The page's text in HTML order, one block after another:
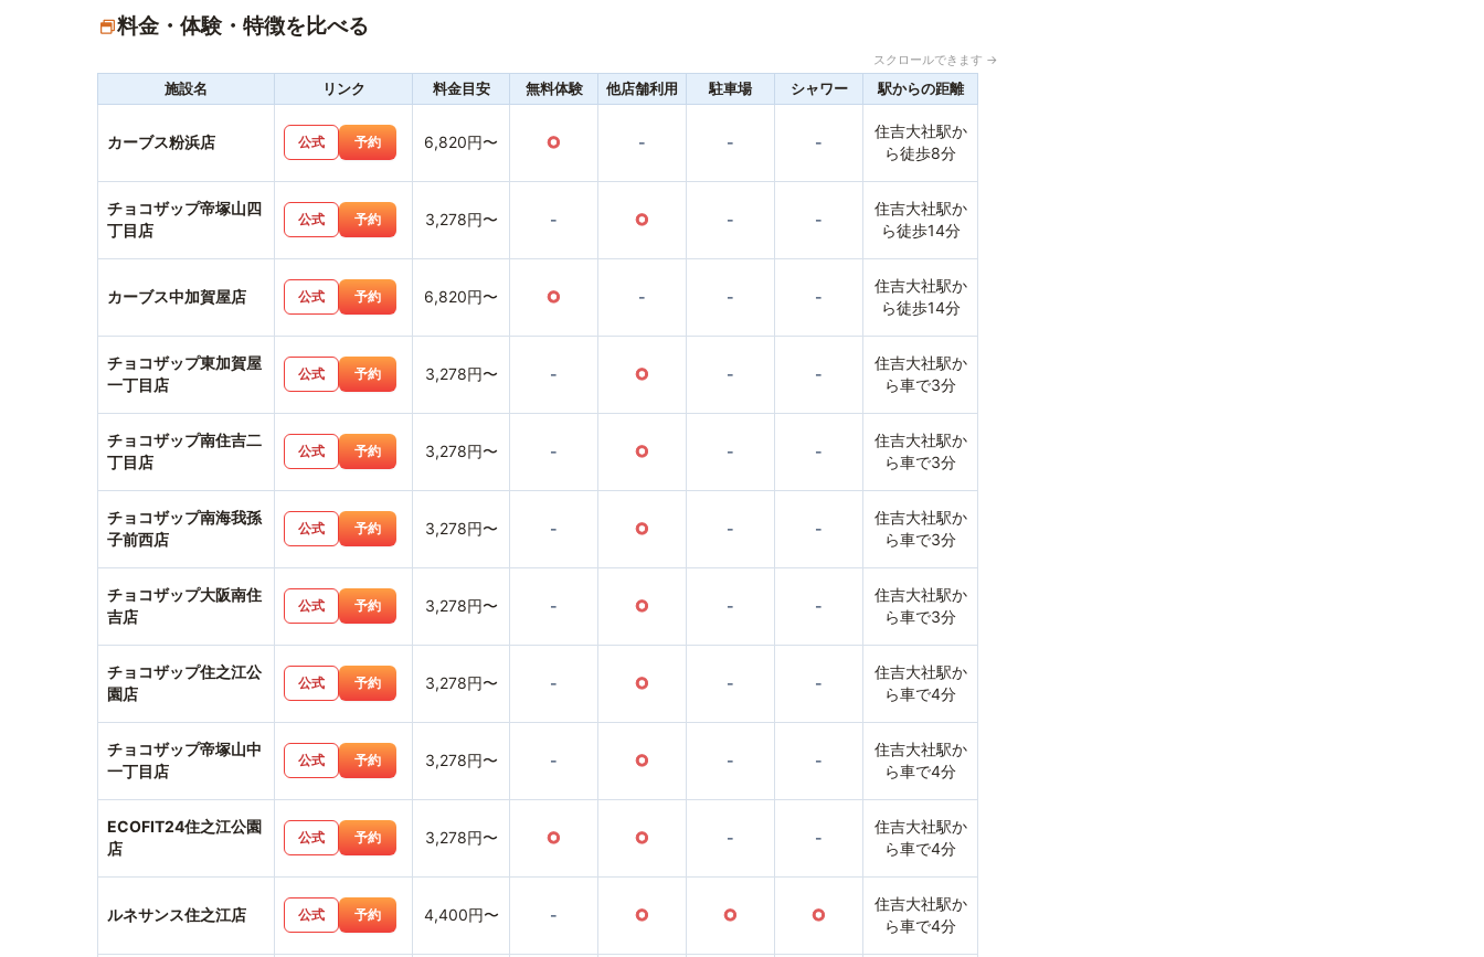
料金・体験・特徴を比べる
スクロールできます →
施設名 リンク 料金目安 無料体験 他店舗利用 駐車場 シャワー 駅からの距離
カーブス粉浜店 公式 予約 6,820円〜 ○ - - -
住吉大社駅か
ら徒歩8分
チョコザップ帝塚山四
丁目店
公式 予約 3,278円〜 - ○ - -
住吉大社駅か
ら徒歩14分
カーブス中加賀屋店 公式 予約 6,820円〜 ○ - - -
住吉大社駅か
ら徒歩14分
チョコザップ東加賀屋
一丁目店
公式 予約 3,278円〜 - ○ - -
住吉大社駅か
ら車で3分
チョコザップ南住吉二
丁目店
公式 予約 3,278円〜 - ○ - -
住吉大社駅か
ら車で3分
チョコザップ南海我孫
子前西店
公式 予約 3,278円〜 - ○ - -
住吉大社駅か
ら車で3分
チョコザップ大阪南住
吉店
公式 予約 3,278円〜 - ○ - -
住吉大社駅か
ら車で3分
チョコザップ住之江公
園店
公式 予約 3,278円〜 - ○ - -
住吉大社駅か
ら車で4分
チョコザップ帝塚山中
一丁目店
公式 予約 3,278円〜 - ○ - -
住吉大社駅か
ら車で4分
ECOFIT24住之江公園
店
公式 予約 3,278円〜 ○ ○ - -
住吉大社駅か
ら車で4分
ルネサンス住之江店 公式 予約 4,400円〜 - ○ ○ ○
住吉大社駅か
ら車で4分